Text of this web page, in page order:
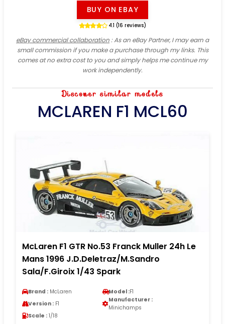
BUY ON EBAY
4.1 (16 reviews)
eBay commercial collaboration: As an eBay Partner, I may earn a
small commission if you make a purchase through my links. This
comes at no extra cost to you and simply helps me continue my
work independently.
Discover similar models
MCLAREN F1 MCL60
McLaren F1 GTR No.53 Franck Muller 24h Le
Mans 1996 J.D.Deletraz/M.Sandro
Sala/F.Giroix 1/43 Spark
Brand : McLaren Model :F1
Version : F1
Manufacturer :
Minichamps
Scale : 1/18